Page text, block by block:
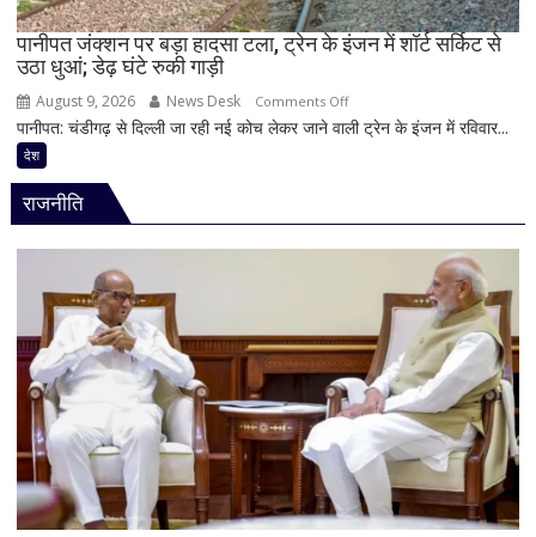
गिरफ्तार;
फोन
600
पानीपत जंक्शन पर बड़ा हादसा टला, ट्रेन के इंजन में शॉर्ट सर्किट से
उठा धुआं; डेढ़ घंटे रुकी गाड़ी
August 9, 2026 News Desk Comments Offon
पानीपत
इंजन
में
शॉर्ट
सर्किट
से
उठा
धुआं;
डेढ़
पानीपत: चंडीगढ़ से दिल्ली जा रही नई कोच लेकर जाने वाली ट्रेन के इंजन में रविवार...
देश
राजनीति